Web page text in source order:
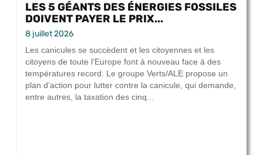
LES 5 GÉANTS DES ÉNERGIES FOSSILES
DOIVENT PAYER LE PRIX...
8 juillet 2026
Les canicules se succèdent et les citoyennes et les
citoyens de toute l’Europe font à nouveau face à des
températures record. Le groupe Verts/ALE propose un
plan d’action pour lutter contre la canicule, qui demande,
entre autres, la taxation des cinq...